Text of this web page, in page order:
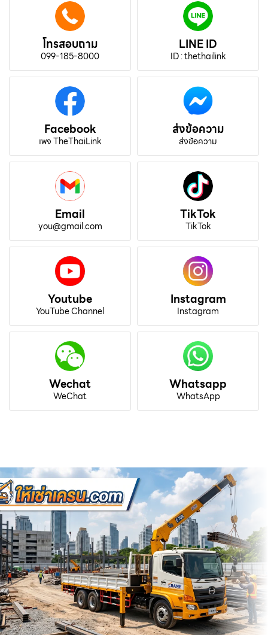
โทรสอบถาม
099-185-8000
LINE ID
ID : thethailink
Facebook
เพจ TheThaiLink
ส่งข้อความ
ส่งข้อความ
Email
you@gmail.com
TikTok
TikTok
Youtube
YouTube Channel
Instagram
Instagram
Wechat
WeChat
Whatsapp
WhatsApp